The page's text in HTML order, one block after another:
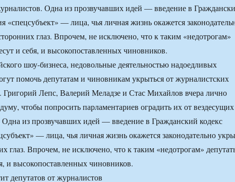
Одна из прозвучавших идей — введение в
«спецсубъект» — лица, чья личная жизнь окажется
глаз. Впрочем, не исключено, что к таким «недотрогам»
и себя, и высокопоставленных чиновников.
шоу-бизнеса, недовольные деятельностью надоедливых
помочь депутатам и чиновникам укрыться от журналистских
Григорий Лепс, Валерий Меладзе и Стас Михайлов вчера лично
чтобы попросить парламентариев оградить их от вездесущих
из прозвучавших идей — введение в Гражданский кодекс
— лица, чья личная жизнь окажется законодательно
глаз. Впрочем, не исключено, что к таким «недотрогам»
и высокопоставленных чиновников.